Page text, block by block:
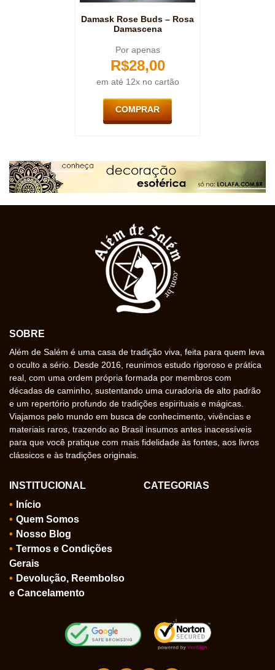
Damask Rose Buds – Rosa
Damascena
Por apenas
R$28,00
em até 12x no cartão
COMPRAR
SOBRE
Além de Salém é uma casa de tradição viva, feita para quem leva
o oculto a sério. Desde 2016, reunimos estudo rigoroso e prática
real, com uma ordem própria formada por membros com
décadas de caminho, sustentando uma curadoria de alto padrão
e um repertório profundo de tradições espirituais e mágicas.
Viajamos pelo mundo em busca de conhecimento, vivências e
materiais raros, trazendo ao Brasil insumos antes inacessíveis
para que você pratique com mais fidelidade às fontes, aos livros
clássicos e às tradições originais.
INSTITUCIONAL
Início
Quem Somos
Nosso Blog
Termos e Condições
Gerais
Devolução, Reembolso
e Cancelamento
CATEGORIAS